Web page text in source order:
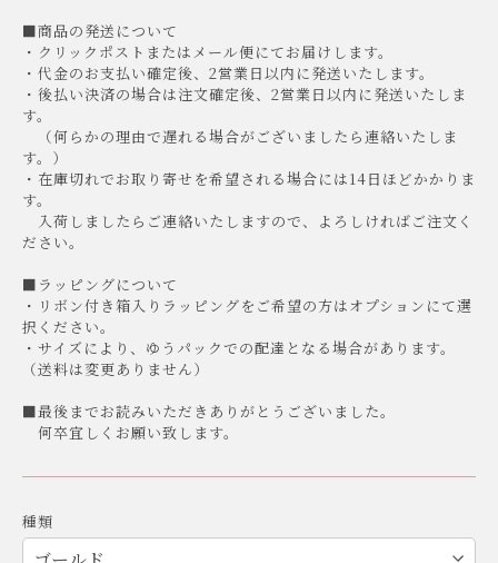
■商品の発送について
・クリックポストまたはメール便にてお届けします。
・代金のお支払い確定後、2営業日以内に発送いたします。
・後払い決済の場合は注文確定後、2営業日以内に発送いたしま
す。
（何らかの理由で遅れる場合がございましたら連絡いたしま
す。）
・在庫切れでお取り寄せを希望される場合には14日ほどかかりま
す。
入荷しましたらご連絡いたしますので、よろしければご注文く
ださい。
■ラッピングについて
・リボン付き箱入りラッピングをご希望の方はオプションにて選
択ください。
・サイズにより、ゆうパックでの配達となる場合があります。
（送料は変更ありません）
■最後までお読みいただきありがとうございました。
何卒宜しくお願い致します。
種類